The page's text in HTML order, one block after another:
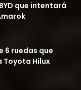
que intentará
6 ruedas que
Toyota Hilux